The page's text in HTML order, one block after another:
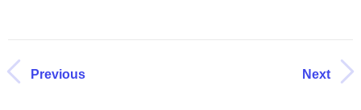
Previous Next